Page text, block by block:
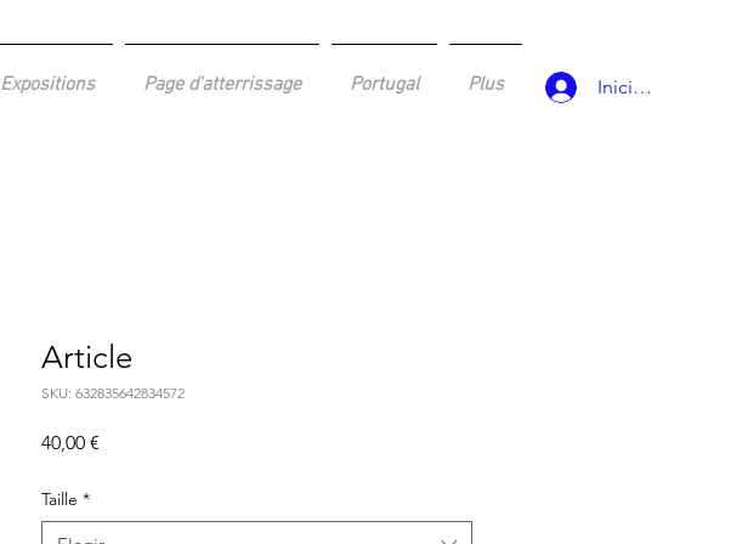
Expositions Page d'atterrissage Portugal Plus Iniciar sesión
Article
SKU: 632835642834572
40,00 €
Taille *